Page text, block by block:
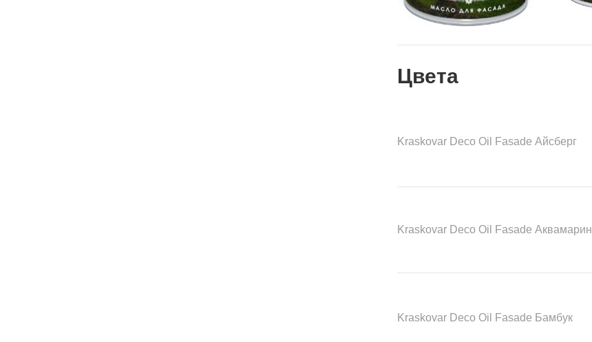
Цвета
Kraskovar Deco Oil Fasade Айсберг
Kraskovar Deco Oil Fasade Аквамарин
Kraskovar Deco Oil Fasade Бамбук